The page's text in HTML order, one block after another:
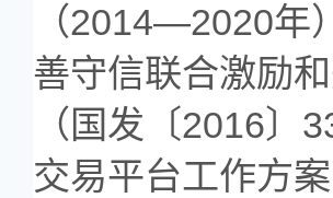
（2014—2020年
善守信联合激励
（国发〔2016〕
交易平台工作方